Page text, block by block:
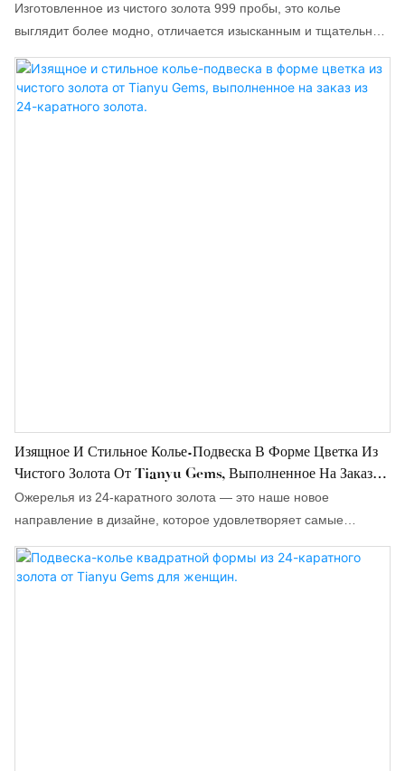
Изготовленное из чистого золота 999 пробы, это колье
выглядит более модно, отличается изысканным и тщательным
исполнением, а также сияет и придает изделию стильный вид.
Изящное И Стильное Колье-Подвеска В Форме Цветка Из
Чистого Золота От Tianyu Gems, Выполненное На Заказ
Из 24-Каратного Золота.
Ожерелья из 24-каратного золота — это наше новое
направление в дизайне, которое удовлетворяет самые
предложить услугу изготовления на заказ.